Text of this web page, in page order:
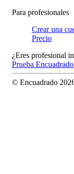
Para profesionales
Crear una
Precio
¿Eres profesional
Prueba
© Encuadrado